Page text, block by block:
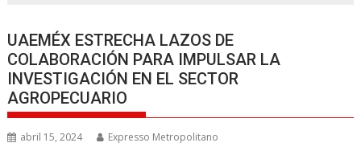
UAEMÉX ESTRECHA LAZOS DE
COLABORACIÓN PARA IMPULSAR LA
INVESTIGACIÓN EN EL SECTOR
AGROPECUARIO
abril 15, 2024 Expresso Metropolitano